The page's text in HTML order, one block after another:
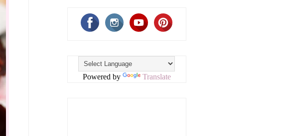
Powered by Translate